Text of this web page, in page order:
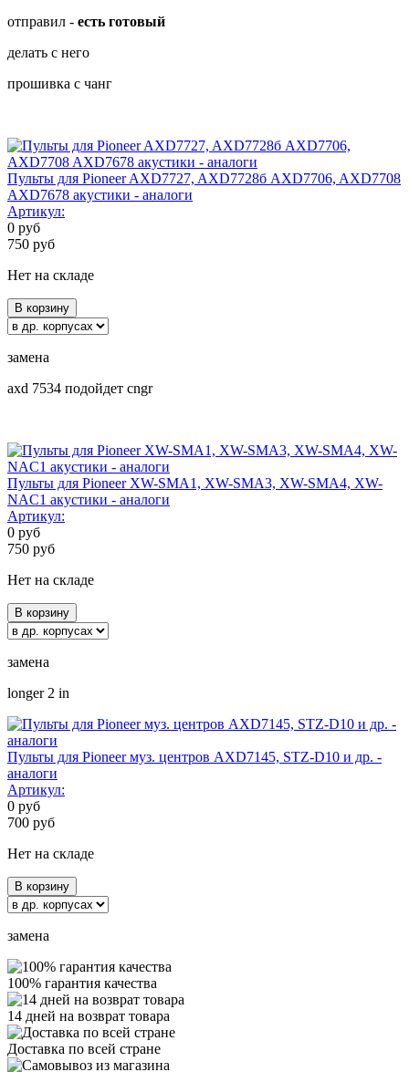
отправил - есть готовый
делать с него
прошивка с чанг
Пульты для Pioneer AXD7727, AXD7728б AXD7706, AXD7708
AXD7678 акустики - аналоги
Артикул:
0 руб
750 руб
Нет на складе
В корзину
замена
axd 7534 подойдет cngr
Пульты для Pioneer XW-SMA1, XW-SMA3, XW-SMA4, XW-
NAC1 акустики - аналоги
Артикул:
0 руб
750 руб
Нет на складе
В корзину
замена
longer 2 in
Пульты для Pioneer муз. центров AXD7145, STZ-D10 и др. -
аналоги
Артикул:
0 руб
700 руб
Нет на складе
В корзину
замена
100% гарантия качества
14 дней на возврат товара
Доставка по всей стране